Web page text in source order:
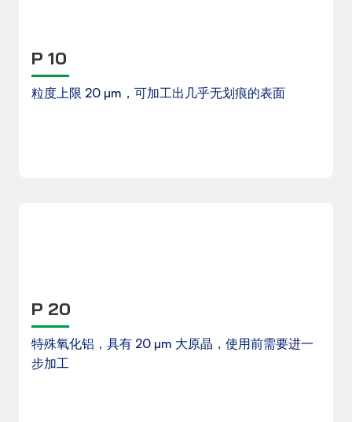
P 10
粒度上限 20 µm，可加工出几乎无划痕的表面
P 20
特殊氧化铝，具有 20 µm 大原晶，使用前需要进一
步加工